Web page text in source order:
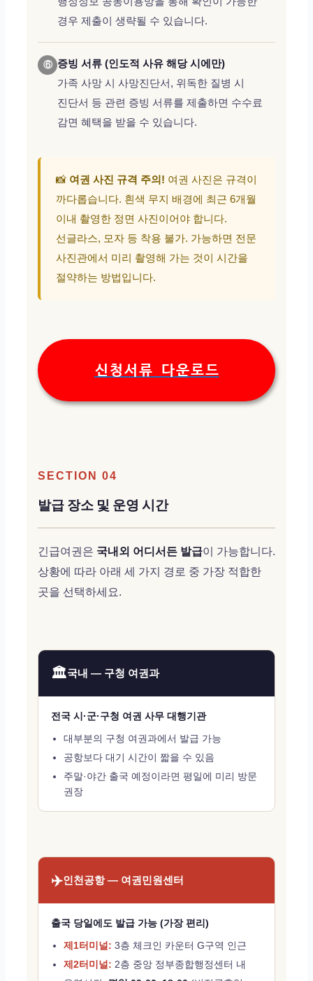
경우 제출이 생략될 수 있습니다.
⑥ 증빙 서류 (인도적 사유 해당 시에만)
가족 사망 시 사망진단서, 위독한 질병 시
진단서 등 관련 증빙 서류를 제출하면 수수료
감면 혜택을 받을 수 있습니다.
📸 여권 사진 규격 주의! 여권 사진은 규격이
까다롭습니다. 흰색 무지 배경에 최근 6개월
이내 촬영한 정면 사진이어야 합니다.
선글라스, 모자 등 착용 불가. 가능하면 전문
사진관에서 미리 촬영해 가는 것이 시간을
절약하는 방법입니다.
신청서류 다운로드
SECTION 04
발급 장소 및 운영 시간
긴급여권은 국내외 어디서든 발급이 가능합니다.
상황에 따라 아래 세 가지 경로 중 가장 적합한
곳을 선택하세요.
🏛️국내 — 구청 여권과
전국 시·군·구청 여권 사무 대행기관
대부분의 구청 여권과에서 발급 가능
공항보다 대기 시간이 짧을 수 있음
주말·야간 출국 예정이라면 평일에 미리 방문
권장
✈️인천공항 — 여권민원센터
출국 당일에도 발급 가능 (가장 편리)
제1터미널: 3층 체크인 카운터 G구역 인근
제2터미널: 2층 중앙 정부종합행정센터 내